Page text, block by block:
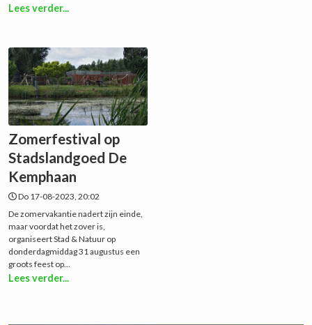
Lees verder...
Zomerfestival op
Stadslandgoed De
Kemphaan
Do 17-08-2023, 20:02
De zomervakantie nadert zijn einde,
maar voordat het zover is,
organiseert Stad & Natuur op
donderdagmiddag 31 augustus een
groots feest op...
Lees verder...